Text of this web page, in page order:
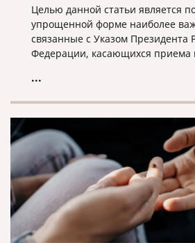
Целью данной статьи является
упрощенной форме наиболее
связанные с Указом Президента
Федерации, касающихся приема
заключивших контракт на
формирования, а также их семьи.
...